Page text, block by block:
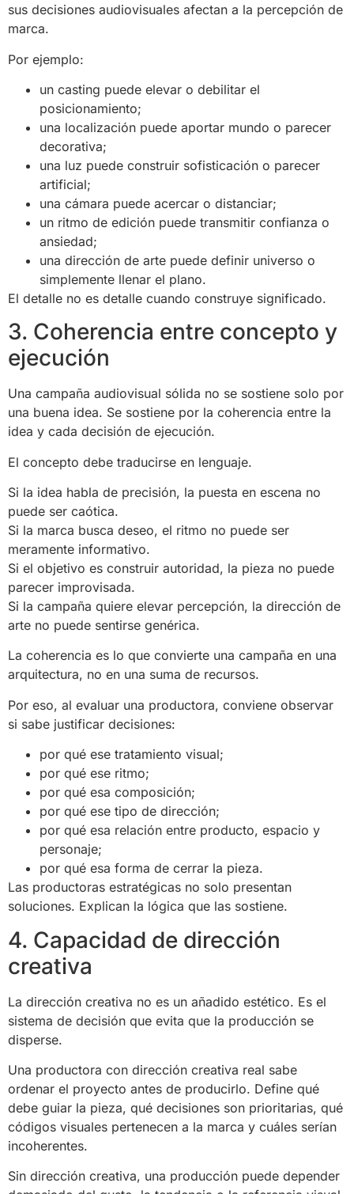
sus decisiones audiovisuales afectan a la percepción de
marca.
Por ejemplo:
un casting puede elevar o debilitar el
posicionamiento;
una localización puede aportar mundo o parecer
decorativa;
una luz puede construir sofisticación o parecer
artificial;
una cámara puede acercar o distanciar;
un ritmo de edición puede transmitir confianza o
ansiedad;
una dirección de arte puede definir universo o
simplemente llenar el plano.
El detalle no es detalle cuando construye significado.
3. Coherencia entre concepto y
ejecución
Una campaña audiovisual sólida no se sostiene solo por
una buena idea. Se sostiene por la coherencia entre la
idea y cada decisión de ejecución.
El concepto debe traducirse en lenguaje.
Si la idea habla de precisión, la puesta en escena no
puede ser caótica.
Si la marca busca deseo, el ritmo no puede ser
meramente informativo.
Si el objetivo es construir autoridad, la pieza no puede
parecer improvisada.
Si la campaña quiere elevar percepción, la dirección de
arte no puede sentirse genérica.
La coherencia es lo que convierte una campaña en una
arquitectura, no en una suma de recursos.
Por eso, al evaluar una productora, conviene observar
si sabe justificar decisiones:
por qué ese tratamiento visual;
por qué ese ritmo;
por qué esa composición;
por qué ese tipo de dirección;
por qué esa relación entre producto, espacio y
personaje;
por qué esa forma de cerrar la pieza.
Las productoras estratégicas no solo presentan
soluciones. Explican la lógica que las sostiene.
4. Capacidad de dirección
creativa
La dirección creativa no es un añadido estético. Es el
sistema de decisión que evita que la producción se
disperse.
Una productora con dirección creativa real sabe
ordenar el proyecto antes de producirlo. Define qué
debe guiar la pieza, qué decisiones son prioritarias, qué
códigos visuales pertenecen a la marca y cuáles serían
incoherentes.
Sin dirección creativa, una producción puede depender